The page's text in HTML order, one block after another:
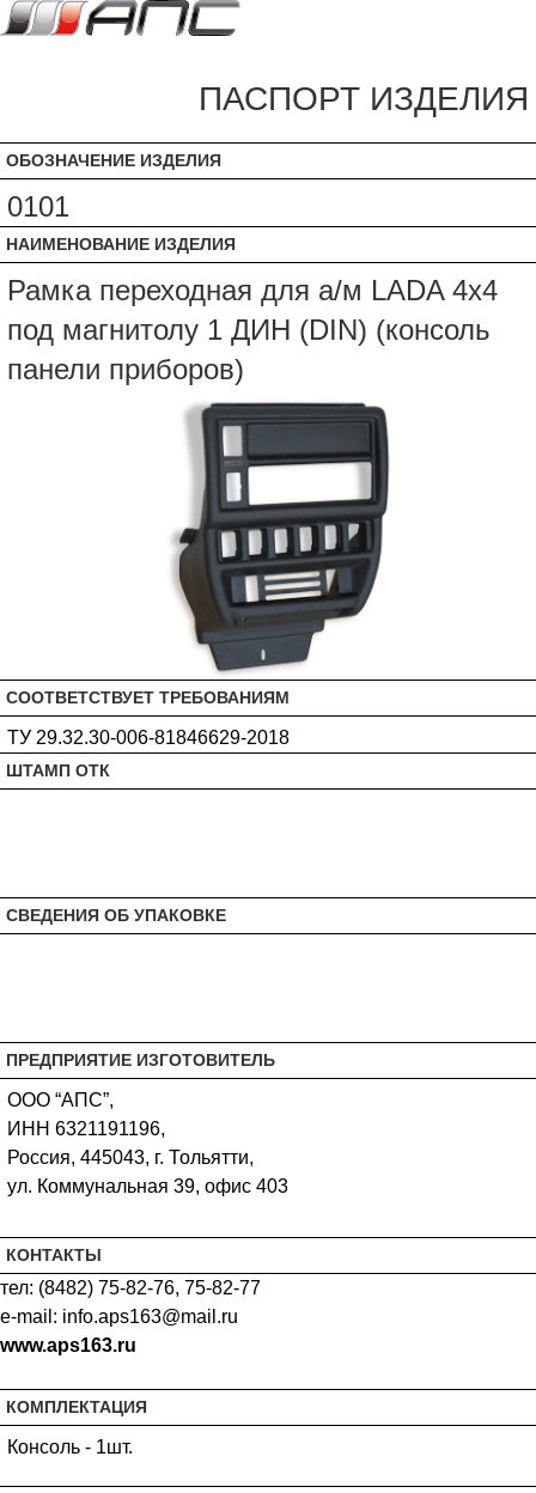
ПАСПОРТ ИЗДЕЛИЯ
ОБОЗНАЧЕНИЕ ИЗДЕЛИЯ
0101
НАИМЕНОВАНИЕ ИЗДЕЛИЯ
Рамка переходная для а/м LADA 4x4
под магнитолу 1 ДИН (DIN) (консоль
панели приборов)
СООТВЕТСТВУЕТ ТРЕБОВАНИЯМ
ТУ 29.32.30-006-81846629-2018
ШТАМП ОТК
СВЕДЕНИЯ ОБ УПАКОВКЕ
ПРЕДПРИЯТИЕ ИЗГОТОВИТЕЛЬ
ООО “АПС”,
ИНН 6321191196,
Россия, 445043, г. Тольятти,
ул. Коммунальная 39, офис 403
КОНТАКТЫ
тел: (8482) 75-82-76, 75-82-77
e-mail: info.aps163@mail.ru
www.aps163.ru
КОМПЛЕКТАЦИЯ
Консоль - 1шт.